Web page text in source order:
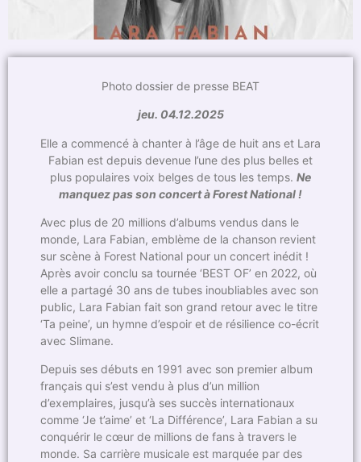
Photo dossier de presse BEAT
jeu. 04.12.2025
Elle a commencé à chanter à l’âge de huit ans et Lara
Fabian est depuis devenue l’une des plus belles et
plus populaires voix belges de tous les temps. Ne
manquez pas son concert à Forest National !
Avec plus de 20 millions d’albums vendus dans le
monde, Lara Fabian, emblème de la chanson revient
sur scène à Forest National pour un concert inédit !
Après avoir conclu sa tournée ‘BEST OF’ en 2022, où
elle a partagé 30 ans de tubes inoubliables avec son
public, Lara Fabian fait son grand retour avec le titre
‘Ta peine’, un hymne d’espoir et de résilience co-écrit
avec Slimane.
Depuis ses débuts en 1991 avec son premier album
français qui s’est vendu à plus d’un million
d’exemplaires, jusqu’à ses succès internationaux
comme ‘Je t’aime’ et ‘La Différence’, Lara Fabian a su
conquérir le cœur de millions de fans à travers le
monde. Sa carrière musicale est marquée par des